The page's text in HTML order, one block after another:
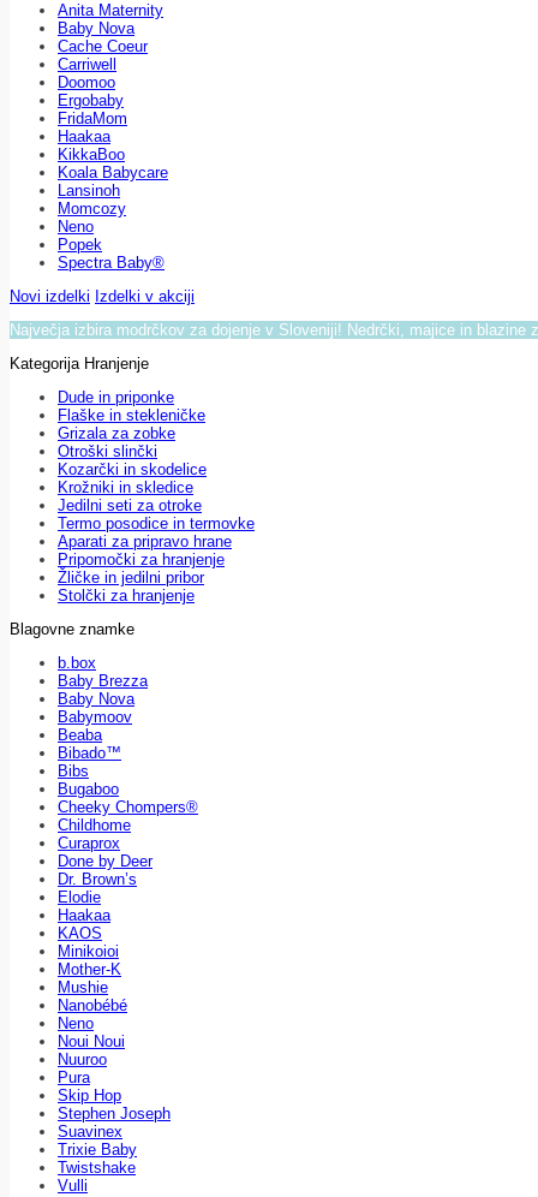
Anita Maternity
Baby Nova
Cache Coeur
Carriwell
Doomoo
Ergobaby
FridaMom
Haakaa
KikkaBoo
Koala Babycare
Lansinoh
Momcozy
Neno
Popek
Spectra Baby®
Novi izdelki Izdelki v akciji
Največja izbira modrčkov za dojenje v Sloveniji! Nedrčki, majice in blazine
Kategorija Hranjenje
Dude in priponke
Flaške in stekleničke
Grizala za zobke
Otroški slinčki
Kozarčki in skodelice
Krožniki in skledice
Jedilni seti za otroke
Termo posodice in termovke
Aparati za pripravo hrane
Pripomočki za hranjenje
Žličke in jedilni pribor
Stolčki za hranjenje
Blagovne znamke
b.box
Baby Brezza
Baby Nova
Babymoov
Beaba
Bibado™
Bibs
Bugaboo
Cheeky Chompers®
Childhome
Curaprox
Done by Deer
Dr. Brown’s
Elodie
Haakaa
KAOS
Minikoioi
Mother-K
Mushie
Nanobébé
Neno
Noui Noui
Nuuroo
Pura
Skip Hop
Stephen Joseph
Suavinex
Trixie Baby
Twistshake
Vulli